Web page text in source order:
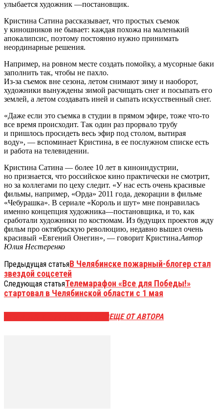
улыбается художник —постановщик.
Кристина Сатина рассказывает, что простых съемок
у киношников не бывает: каждая похожа на маленький
апокалипсис, поэтому постоянно нужно принимать
неординарные решения.
Например, на ровном месте создать помойку, а мусорные баки
заполнить так, чтобы не пахло.
Из-за съемок вне сезона, летом снимают зиму и наоборот,
художники вынуждены зимой расчищать снег и посыпать его
землей, а летом создавать иней и сыпать искусственный снег.
«Даже если это съемка в студии в прямом эфире, тоже что-то
все время происходит. Так один раз прорвало трубу
и пришлось просидеть весь эфир под столом, вытирая
воду», — вспоминает Кристина, в ее послужном списке есть
и работа на телевидении.
Кристина Сатина — более 10 лет в киноиндустрии,
но признается, что российское кино практически не смотрит,
но за коллегами по цеху следит. «У нас есть очень красивые
фильмы, например, «Орда» 2011 года, декорации в фильме
«Чебурашка». В сериале «Король и шут» мне понравилась
именно концепция художника—постановщика, и то, как
сработали художники по костюмам. Из будущих проектов жду
фильм про октябрьскую революцию, недавно вышел очень
красивый «Евгений Онегин», — говорит Кристина.Автор
Юлия Нестеренко
Предыдущая статьяВ Челябинске пожарный-блогер стал
звездой соцсетей
Следующая статьяТелемарафон «Все для Победы!»
стартовал в Челябинской области с 1 мая
ЕЩЕ ОТ АВТОРА